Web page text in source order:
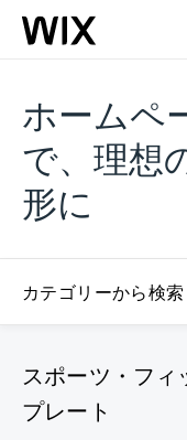
ホームペ
で、理想
形に
カテゴリーから検索
スポーツ・フィ
プレート